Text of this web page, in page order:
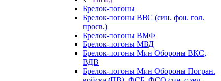
Брелок-погоны
Брелок-погоны ВВС (син. фон. гол.
просв.)
Брелок-погоны ВМФ
Брелок-погоны МВД
Брелок-погоны Мин Обороны ВКС,
ВДВ
Брелок-погоны Мин Обороны Погран.